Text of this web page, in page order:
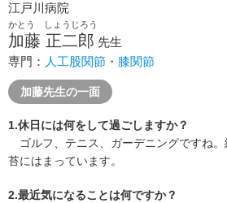
江戸川病院
かとう しょうじろう
加藤 正二郎 先生
専門： 人工股関節 ・ 膝関節
加藤先生の一面
1.休日には何をして過ごしますか？
ゴルフ、テニス、ガーデニングですね
苔にはまっています。
2.最近気になることは何ですか？